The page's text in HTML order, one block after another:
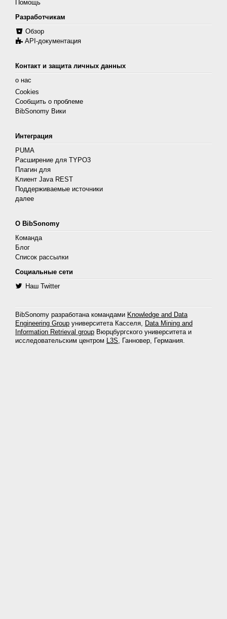
Помощь
Разработчикам
Обзор
API-документация
Контакт и защита личных данных
о нас
Cookies
Сообщить о проблеме
BibSonomy Вики
Интеграция
PUMA
Расширение для TYPO3
Плагин для
Клиент Java REST
Поддерживаемые источники
далее
О BibSonomy
Команда
Блог
Список рассылки
Социальные сети
Наш Twitter
BibSonomy разработана командами Knowledge and Data
Engineering Group университета Касселя, Data Mining and
Information Retrieval group Вюрцбургского университета и
исследовательским центром L3S, Ганновер, Германия.